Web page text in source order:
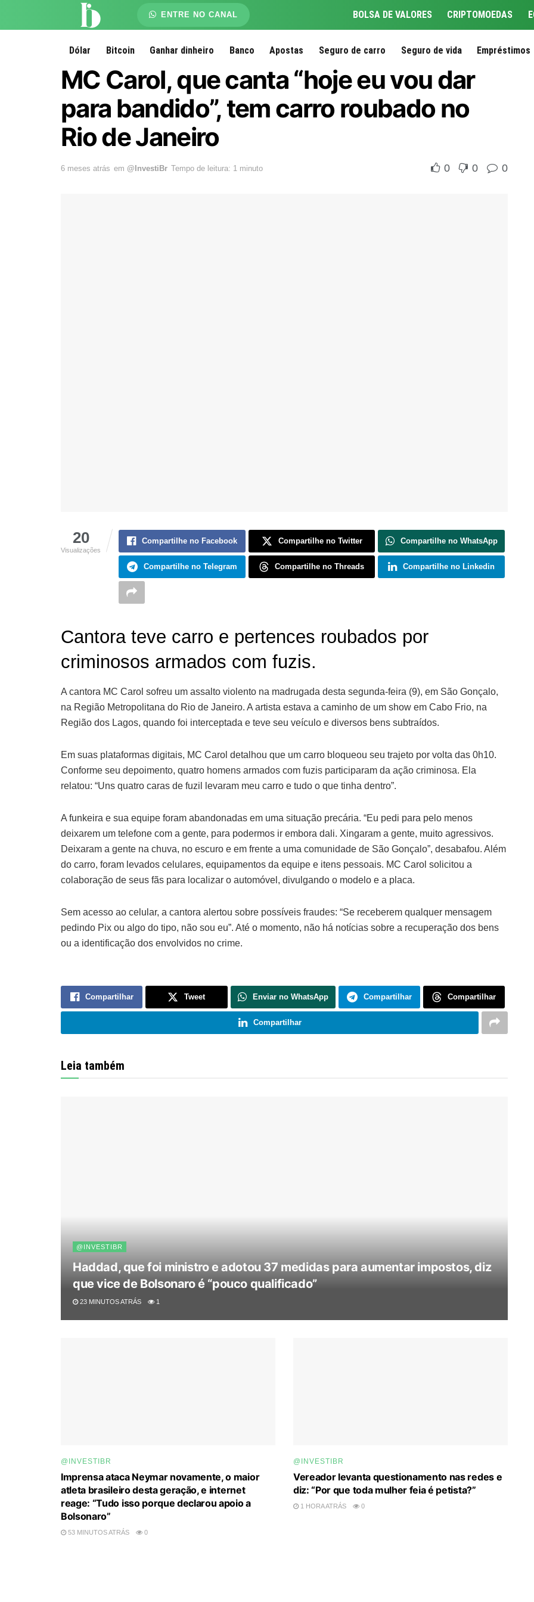
ENTRE NO CANAL BOLSA DE VALORES CRIPTOMOEDAS
Dólar Bitcoin Ganhar dinheiro Banco Apostas Seguro de carro Seguro de vida Empréstimos
MC Carol, que canta “hoje eu vou dar
para bandido”, tem carro roubado no
Rio de Janeiro
6 meses atrás em @InvestiBr Tempo de leitura: 1 minuto 0 0 0
20
Visualizações
Compartilhe no Facebook Compartilhe no Twitter Compartilhe no WhatsApp
Compartilhe no Telegram Compartilhe no Threads Compartilhe no Linkedin
Cantora teve carro e pertences roubados por
criminosos armados com fuzis.
A cantora MC Carol sofreu um assalto violento na madrugada desta segunda-feira (9), em São Gonçalo,
na Região Metropolitana do Rio de Janeiro. A artista estava a caminho de um show em Cabo Frio, na
Região dos Lagos, quando foi interceptada e teve seu veículo e diversos bens subtraídos.
Em suas plataformas digitais, MC Carol detalhou que um carro bloqueou seu trajeto por volta das 0h10.
Conforme seu depoimento, quatro homens armados com fuzis participaram da ação criminosa. Ela
relatou: “Uns quatro caras de fuzil levaram meu carro e tudo o que tinha dentro”.
A funkeira e sua equipe foram abandonadas em uma situação precária. “Eu pedi para pelo menos
deixarem um telefone com a gente, para podermos ir embora dali. Xingaram a gente, muito agressivos.
Deixaram a gente na chuva, no escuro e em frente a uma comunidade de São Gonçalo”, desabafou. Além
do carro, foram levados celulares, equipamentos da equipe e itens pessoais. MC Carol solicitou a
colaboração de seus fãs para localizar o automóvel, divulgando o modelo e a placa.
Sem acesso ao celular, a cantora alertou sobre possíveis fraudes: “Se receberem qualquer mensagem
pedindo Pix ou algo do tipo, não sou eu”. Até o momento, não há notícias sobre a recuperação dos bens
ou a identificação dos envolvidos no crime.
Compartilhar Tweet Enviar no WhatsApp Compartilhar Compartilhar
Compartilhar
Leia também
@INVESTIBR
Haddad, que foi ministro e adotou 37 medidas para aumentar impostos, diz
que vice de Bolsonaro é “pouco qualificado”
23 MINUTOS ATRÁS 1
@INVESTIBR
Imprensa ataca Neymar novamente, o maior
atleta brasileiro desta geração, e internet
reage: “Tudo isso porque declarou apoio a
Bolsonaro”
53 MINUTOS ATRÁS 0
@INVESTIBR
Vereador levanta questionamento nas redes e
diz: “Por que toda mulher feia é petista?”
1 HORA ATRÁS 0